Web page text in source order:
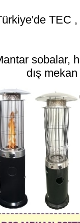
TEC
sobalar,
dış